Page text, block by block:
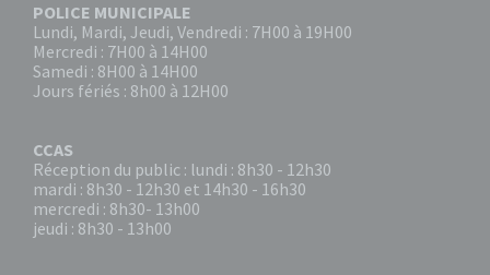
POLICE MUNICIPALE
Lundi, Mardi, Jeudi, Vendredi : 7H00 à 19H00
Mercredi : 7H00 à 14H00
Samedi : 8H00 à 14H00
Jours fériés : 8h00 à 12H00
CCAS
Réception du public : lundi : 8h30 - 12h30
mardi : 8h30 - 12h30 et 14h30 - 16h30
mercredi : 8h30- 13h00
jeudi : 8h30 - 13h00